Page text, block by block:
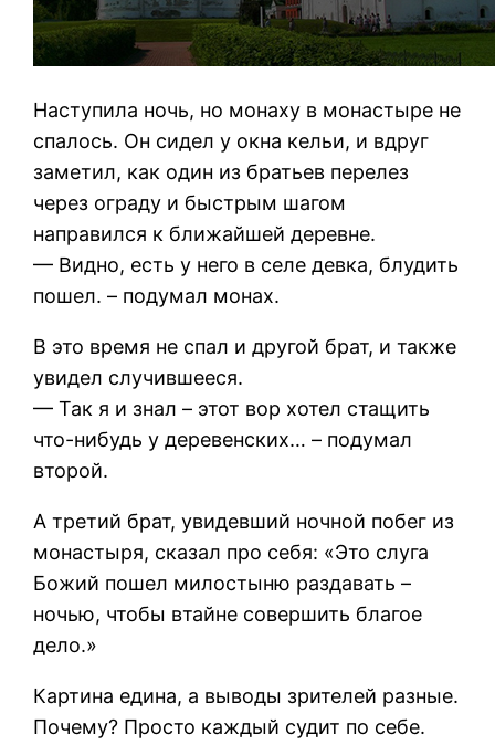
Наступила ночь, но монаху в монастыре не
спалось. Он сидел у окна кельи, и вдруг
заметил, как один из братьев перелез
через ограду и быстрым шагом
направился к ближайшей деревне.
— Видно, есть у него в селе девка, блудить
пошел. – подумал монах.
В это время не спал и другой брат, и также
увидел случившееся.
— Так я и знал – этот вор хотел стащить
что-нибудь у деревенских… – подумал
второй.
А третий брат, увидевший ночной побег из
монастыря, сказал про себя: «Это слуга
Божий пошел милостыню раздавать –
ночью, чтобы втайне совершить благое
дело.»
Картина едина, а выводы зрителей разные.
Почему? Просто каждый судит по себе.